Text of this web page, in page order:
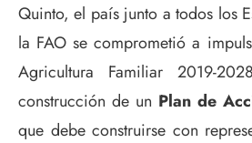
Quinto, el país junto a todos los
la FAO se comprometió a
Agricultura Familiar 2019-
construcción de un Plan de
que debe construirse con